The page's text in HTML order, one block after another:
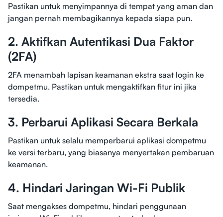
Pastikan untuk menyimpannya di tempat yang aman dan
jangan pernah membagikannya kepada siapa pun.
2. Aktifkan Autentikasi Dua Faktor
(2FA)
2FA menambah lapisan keamanan ekstra saat login ke
dompetmu. Pastikan untuk mengaktifkan fitur ini jika
tersedia.
3. Perbarui Aplikasi Secara Berkala
Pastikan untuk selalu memperbarui aplikasi dompetmu
ke versi terbaru, yang biasanya menyertakan pembaruan
keamanan.
4. Hindari Jaringan Wi-Fi Publik
Saat mengakses dompetmu, hindari penggunaan